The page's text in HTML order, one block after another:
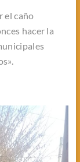
el caño
hacer la